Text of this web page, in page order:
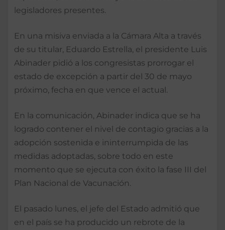
legisladores presentes.
En una misiva enviada a la Cámara Alta a través
de su titular, Eduardo Estrella, el presidente Luis
Abinader pidió a los congresistas prorrogar el
estado de excepción a partir del 30 de mayo
próximo, fecha en que vence el actual.
En la comunicación, Abinader indica que se ha
logrado contener el nivel de contagio gracias a la
adopción sostenida e ininterrumpida de las
medidas adoptadas, sobre todo en este
momento que se ejecuta con éxito la fase III del
Plan Nacional de Vacunación.
El pasado lunes, el jefe del Estado admitió que
en el país se ha producido un rebrote de la